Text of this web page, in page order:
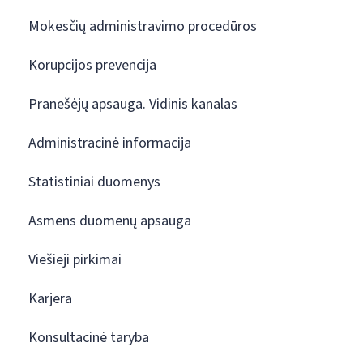
Mokesčių administravimo procedūros
Korupcijos prevencija
Pranešėjų apsauga. Vidinis kanalas
Administracinė informacija
Statistiniai duomenys
Asmens duomenų apsauga
Viešieji pirkimai
Karjera
Konsultacinė taryba